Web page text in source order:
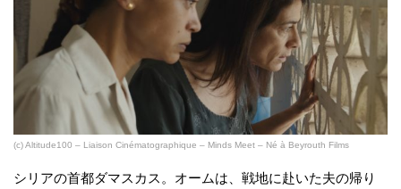
(c) Altitude100 – Liaison Cinématographique – Minds Meet – Né à Beyrouth Films
シリアの首都ダマスカス。オームは、戦地に赴いた夫の帰り